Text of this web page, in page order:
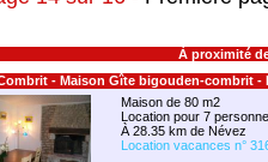
À proximité
- Maison Gîte bigouden-combrit -
Maison de 80 m2
Location pour 7
À 28.35 km de Névez
Location vacances n°